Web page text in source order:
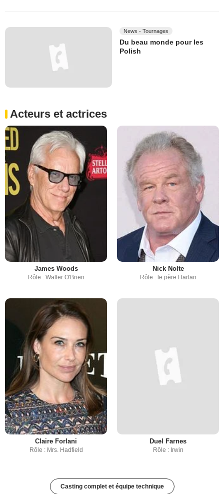
News - Tournages
Du beau monde pour les
Polish
Acteurs et actrices
James Woods
Rôle : Walter O'Brien
Nick Nolte
Rôle : le père Harlan
Claire Forlani
Rôle : Mrs. Hadfield
Duel Farnes
Rôle : Irwin
Casting complet et équipe technique